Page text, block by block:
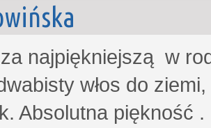
za najpiękniejszą w
włos do
Absolutna piękność